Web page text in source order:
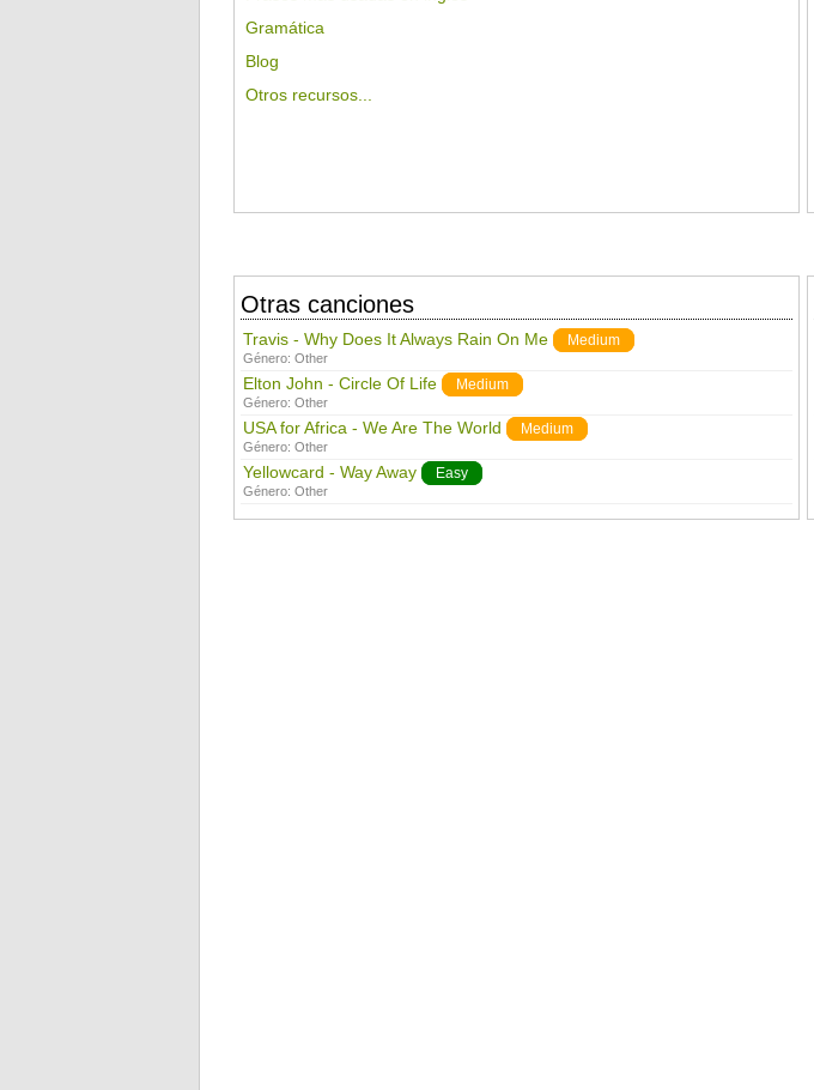
Gramática
Blog
Otros recursos...
Otras canciones
Travis - Why Does It Always Rain On Me Medium
Género: Other
Elton John - Circle Of Life Medium
Género: Other
USA for Africa - We Are The World Medium
Género: Other
Yellowcard - Way Away Easy
Género: Other